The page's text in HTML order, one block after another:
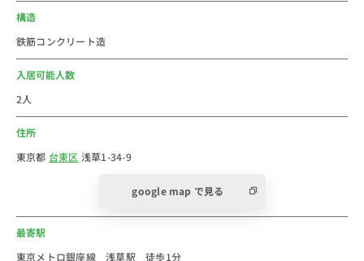
リアに観光スポットがあります。浅草の案内はネットで
も浅草の街周辺でもありますのですぐに見つかります。
や、新しい施設や店舗も増え、Instagramでも人気の体
駅は徒歩でも少し遠いので、乗換えはしにくいのでご注
ることの無い本当に楽しい街です。皆様からのご予約を
スタッフ一同お待ちしております。全室ユニオンマンス
リーなので法人のお客様のお部屋まとめにも最適です！
構造
鉄筋コンクリート造
入居可能人数
2人
住所
東京都 台東区 浅草1-34-9
google map で見る
最寄駅
東京メトロ銀座線 浅草駅 徒歩1分